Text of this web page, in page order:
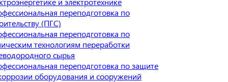
переподготовка по
(ПГС)
переподготовка по
технологиям переработки
сырья
переподготовка по защите
оборудования и сооружений